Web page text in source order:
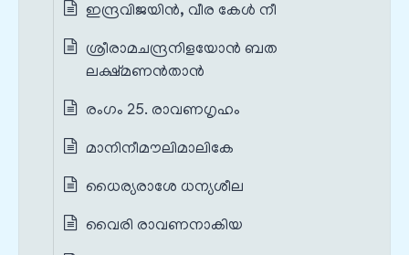
ഇന്ദ്രവിജയിൻ, വീര കേൾ നീ
ശ്രീരാമചന്ദ്രനിളയോൻ ബത
ലക്ഷ്മണൻതാൻ
രംഗം 25. രാവണഗൃഹം
മാനിനീമൗലിമാലികേ
ധൈര്യരാശേ ധന്യശീല
വൈരി രാവണനാകിയ